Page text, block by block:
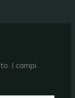
I campi